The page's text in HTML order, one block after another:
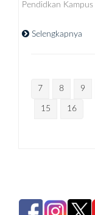
Pendidkan
Selengkapnya
7 8 9
15 16